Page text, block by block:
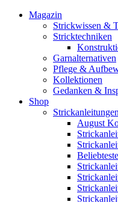
Magazin
Strickwissen &
Stricktechniken
Garnalternativen
Pflege &
Kollektionen
Gedanken &
Shop
Strickanleitungen
August